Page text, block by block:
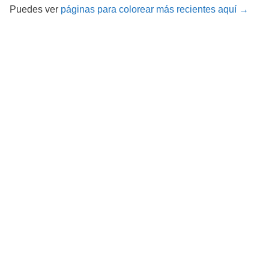
Puedes ver páginas para colorear más recientes aquí →